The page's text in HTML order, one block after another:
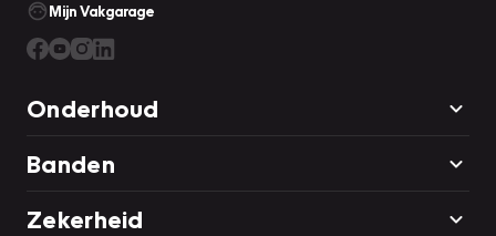
Mijn Vakgarage
Onderhoud
Banden
Zekerheid